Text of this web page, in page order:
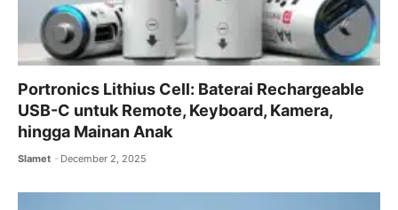
Portronics Lithius Cell: Baterai Rechargeable
USB-C untuk Remote, Keyboard, Kamera,
hingga Mainan Anak
Slamet December 2, 2025